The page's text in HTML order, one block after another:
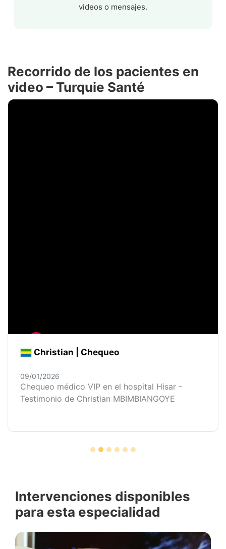
videos o mensajes.
Recorrido de los pacientes en
video – Turquie Santé
Christian | Chequeo
09/01/2026
Chequeo médico VIP en el hospital Hisar -
Testimonio de Christian MBIMBIANGOYE
Intervenciones disponibles
para esta especialidad